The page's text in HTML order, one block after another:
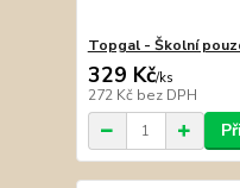
Topgal - Školní
329 Kč/ks
272 Kč bez DPH